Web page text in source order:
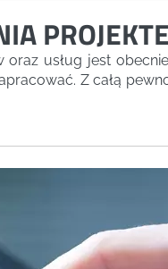
usług jest
Z całą